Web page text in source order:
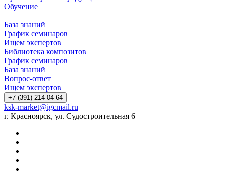
Обучение
База знаний
График семинаров
Ищем экспертов
Библиотека композитов
График семинаров
База знаний
Вопрос-ответ
Ищем экспертов
+7 (391) 214-04-64
ksk-market@igcmail.ru
г. Красноярск, ул. Судостроительная 6